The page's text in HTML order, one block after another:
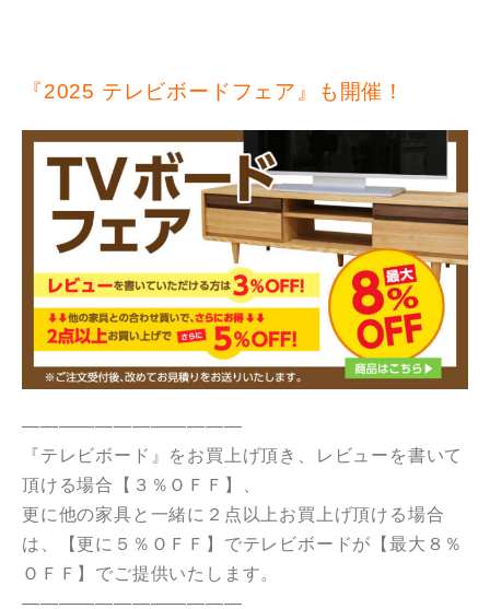
『2025 テレビボードフェア』も開催！
————————————
『テレビボード』をお買上げ頂き、レビューを書いて
頂ける場合【３％ＯＦＦ】、
更に他の家具と一緒に２点以上お買上げ頂ける場合
は、【更に５％ＯＦＦ】でテレビボードが【最大８％
ＯＦＦ】でご提供いたします。
————————————